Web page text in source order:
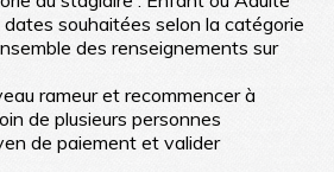
dates souhaitées selon la catégorie
des renseignements sur
rameur et recommencer à
de plusieurs personnes
de paiement et valider